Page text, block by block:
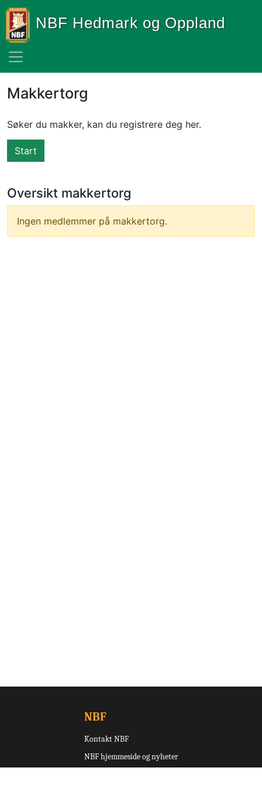
NBF Hedmark og Oppland
Makkertorg
Søker du makker, kan du registrere deg her.​
Start
Oversikt makkertorg
Ingen medlemmer på makkertorg.
NBF
Kontakt NBF
NBF hjemmeside og nyheter